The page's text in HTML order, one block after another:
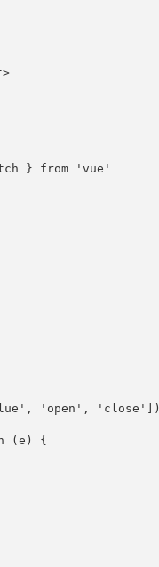
} from 'vue'
'open', 'close'])
(e) {